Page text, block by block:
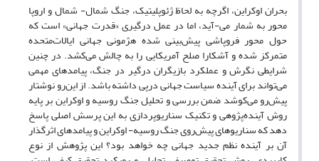
بحران اوکراین، اگرچه به لحاظ ژئوپلیتیک، جنگ شمال- شمال و اروپا
محور به شمار می-آید، اما در عمل درگیری «قدرت جهانی» است که
حول محور فروپاشی پیش‌بینی شده هژمونی جهانی ایالات‌متحده
متمرکز شده و آشکارا صلح آمریکایی را به چالش می‌کشد. در چنین
شرایطی نگرش و عملکرد بازیگران درگیر در جنگ، پیامدهای مهمی
می‌تواند برای آینده سیاست جهانی درپی داشته باشد. از این‌رو نوشتار
پیش‌رو می‌کوشد ضمن بررسی و تحلیل جنگ روسیه و اوکراین بر پایه
روش آینده‌پژوهی و تکنیک سناریوپردازی به این پرسش اصلی پاسخ
دهد که سناریوهای پیش‌روی جنگ روسیه- اوکراین و پیامدهای اثرگذار
آن بر آینده نظم جدید جهانی چه خواهد بود؟ این پژوهش از نوع